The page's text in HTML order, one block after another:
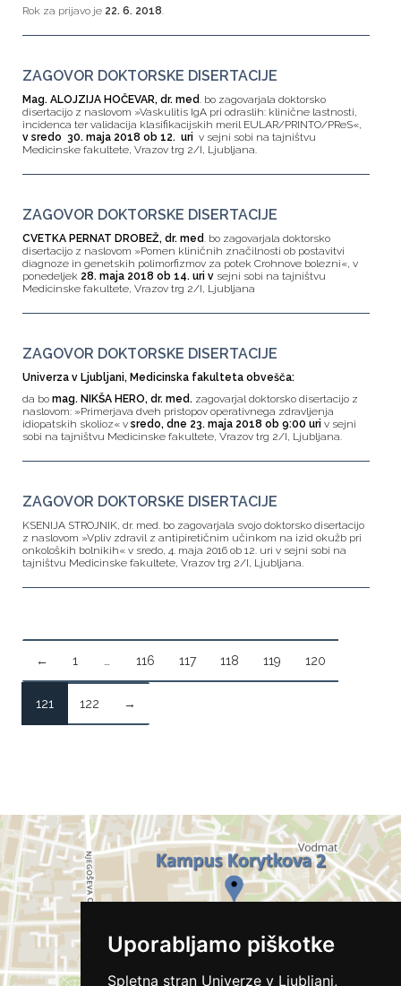
Uporabljamo piškotke
Spletna stran Univerze v Ljubljani,
Rok za prijavo je 22. 6. 2018.
ZAGOVOR DOKTORSKE DISERTACIJE
Mag. ALOJZIJA HOČEVAR, dr. med. bo zagovarjala doktorsko
disertacijo z naslovom »Vaskulitis IgA pri odraslih: klinične lastnosti,
incidenca ter validacija klasifikacijskih meril EULAR/PRINTO/PReS«,
v sredo 30. maja 2018 ob 12. uri v sejni sobi na tajništvu
Medicinske fakultete, Vrazov trg 2/I, Ljubljana.
ZAGOVOR DOKTORSKE DISERTACIJE
CVETKA PERNAT DROBEŽ, dr. med. bo zagovarjala doktorsko
disertacijo z naslovom »Pomen kliničnih značilnosti ob postavitvi
diagnoze in genetskih polimorfizmov za potek Crohnove bolezni«, v
ponedeljek 28. maja 2018 ob 14. uri v sejni sobi na tajništvu
Medicinske fakultete, Vrazov trg 2/I, Ljubljana
ZAGOVOR DOKTORSKE DISERTACIJE
Univerza v Ljubljani, Medicinska fakulteta obvešča:
da bo mag. NIKŠA HERO, dr. med. zagovarjal doktorsko disertacijo z
naslovom: »Primerjava dveh pristopov operativnega zdravljenja
idiopatskih skolioz« v sredo, dne 23. maja 2018 ob 9:00 uri v sejni
sobi na tajništvu Medicinske fakultete, Vrazov trg 2/I, Ljubljana.
ZAGOVOR DOKTORSKE DISERTACIJE
KSENIJA STROJNIK, dr. med. bo zagovarjala svojo doktorsko disertacijo
z naslovom »Vpliv zdravil z antipiretičnim učinkom na izid okužb pri
onkoloških bolnikih« v sredo, 4. maja 2016 ob 12. uri v sejni sobi na
tajništvu Medicinske fakultete, Vrazov trg 2/I, Ljubljana.
← 1 116 117 118 119 120
121 122 →